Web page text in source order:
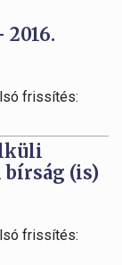
frissítés:
(is)
frissítés: